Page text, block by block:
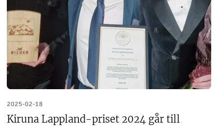
2025-02-18
Kiruna Lappland-priset 2024 går till